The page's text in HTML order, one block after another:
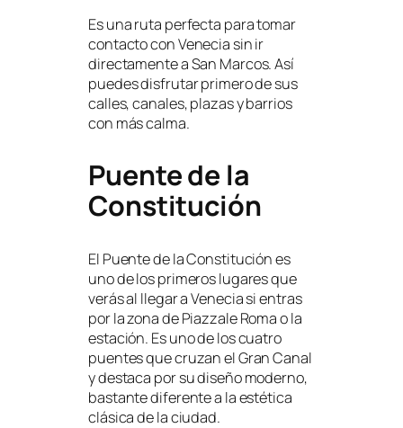
Es una ruta perfecta para tomar
contacto con Venecia sin ir
directamente a San Marcos. Así
puedes disfrutar primero de sus
calles, canales, plazas y barrios
con más calma.
Puente de la
Constitución
El Puente de la Constitución es
uno de los primeros lugares que
verás al llegar a Venecia si entras
por la zona de Piazzale Roma o la
estación. Es uno de los cuatro
puentes que cruzan el Gran Canal
y destaca por su diseño moderno,
bastante diferente a la estética
clásica de la ciudad.